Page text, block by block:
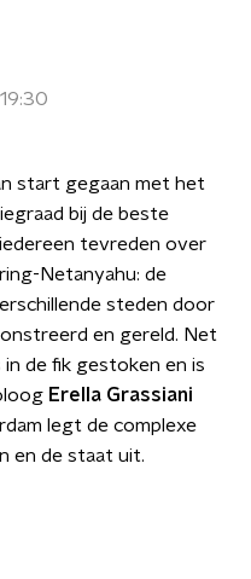
start gegaan met het
bij de beste
tevreden over
Netanyahu: de
steden door
en gereld. Net
in de fik gestoken en is
Erella Grassiani
legt de complexe
en de staat uit.